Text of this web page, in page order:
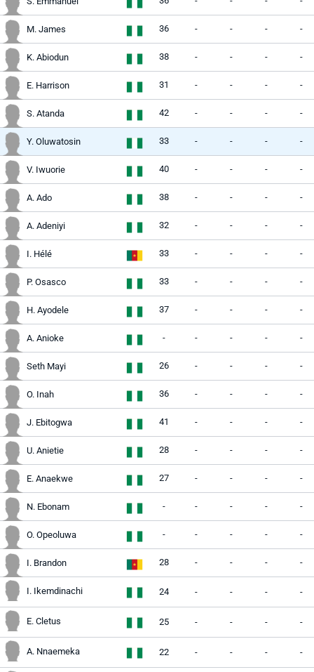
M. James 36 - - - -
K. Abiodun 38 - - - -
E. Harrison 31 - - - -
S. Atanda 42 - - - -
Y. Oluwatosin 33 - - - -
V. Iwuorie 40 - - - -
A. Ado 38 - - - -
A. Adeniyi 32 - - - -
I. Hélé 33 - - - -
P. Osasco 33 - - - -
H. Ayodele 37 - - - -
A. Anioke - - - - -
Seth Mayi 26 - - - -
O. Inah 36 - - - -
J. Ebitogwa 41 - - - -
U. Anietie 28 - - - -
E. Anaekwe 27 - - - -
N. Ebonam - - - - -
O. Opeoluwa - - - - -
I. Brandon 28 - - - -
I. Ikemdinachi 24 - - - -
E. Cletus 25 - - - -
A. Nnaemeka 22 - - - -